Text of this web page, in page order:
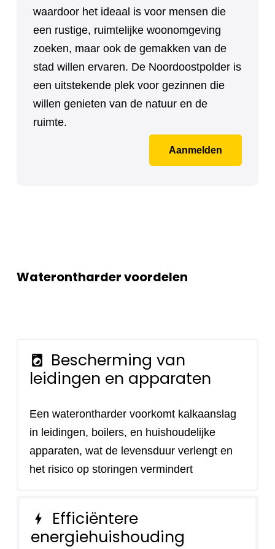
waardoor het ideaal is voor mensen die
een rustige, ruimtelijke woonomgeving
zoeken, maar ook de gemakken van de
stad willen ervaren. De Noordoostpolder is
een uitstekende plek voor gezinnen die
willen genieten van de natuur en de
ruimte.
Aanmelden
Waterontharder voordelen
local_laundry_service
Bescherming van
leidingen en apparaten
Een waterontharder voorkomt kalkaanslag
in leidingen, boilers, en huishoudelijke
apparaten, wat de levensduur verlengt en
het risico op storingen vermindert
bolt
Efficiëntere
energiehuishouding